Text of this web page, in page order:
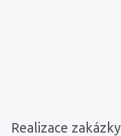
Realizace